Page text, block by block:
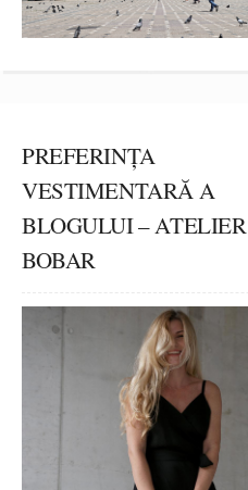
PREFERINȚA
VESTIMENTARĂ A
BLOGULUI – ATELIER
BOBAR